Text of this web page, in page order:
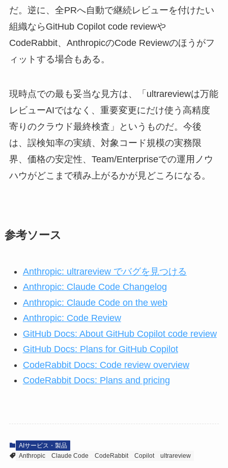
だ。逆に、全PRへ自動で継続レビューを付けたい
組織ならGitHub Copilot code reviewや
CodeRabbit、AnthropicのCode Reviewのほうがフ
ィットする場合もある。
現時点での最も妥当な見方は、「ultrareviewは万能
レビューAIではなく、重要変更にだけ使う高精度
寄りのクラウド最終検査」というものだ。今後
は、誤検知率の実績、対象コード規模の実務限
界、価格の安定性、Team/Enterpriseでの運用ノウ
ハウがどこまで積み上がるかが見どころになる。
参考ソース
Anthropic: ultrareview でバグを見つける
Anthropic: Claude Code Changelog
Anthropic: Claude Code on the web
Anthropic: Code Review
GitHub Docs: About GitHub Copilot code review
GitHub Docs: Plans for GitHub Copilot
CodeRabbit Docs: Code review overview
CodeRabbit Docs: Plans and pricing
AIサービス・製品
Anthropic
Claude Code CodeRabbit Copilot ultrareview